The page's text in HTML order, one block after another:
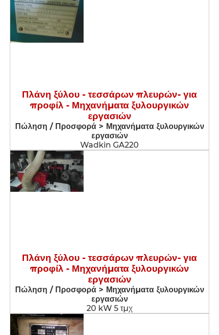
Πλάνη ξύλου - τεσσάρων πλευρών- για
προφίλ - Μηχανήματα ξυλουργικών
εργασιών
Πώληση / Προσφορά > Μηχανήματα ξυλουργικών
εργασιών
Wadkin GA220
Πλάνη ξύλου - τεσσάρων πλευρών- για
προφίλ - Μηχανήματα ξυλουργικών
εργασιών
Πώληση / Προσφορά > Μηχανήματα ξυλουργικών
εργασιών
20 kW 5 τμχ